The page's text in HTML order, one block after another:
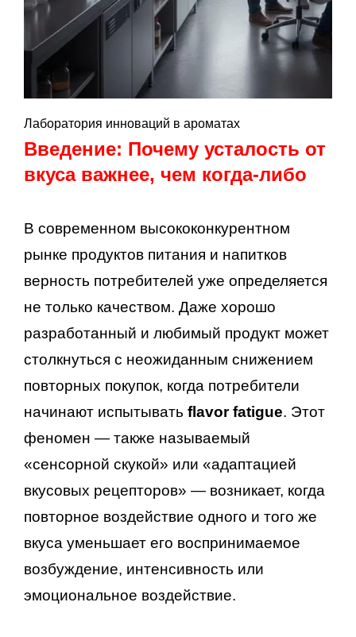
Лаборатория инноваций в ароматах
Введение: Почему усталость от
вкуса важнее, чем когда-либо
В современном высококонкурентном
рынке продуктов питания и напитков
верность потребителей уже определяется
не только качеством. Даже хорошо
разработанный и любимый продукт может
столкнуться с неожиданным снижением
повторных покупок, когда потребители
начинают испытывать flavor fatigue. Этот
феномен — также называемый
«сенсорной скукой» или «адаптацией
вкусовых рецепторов» — возникает, когда
повторное воздействие одного и того же
вкуса уменьшает его воспринимаемое
возбуждение, интенсивность или
эмоциональное воздействие.